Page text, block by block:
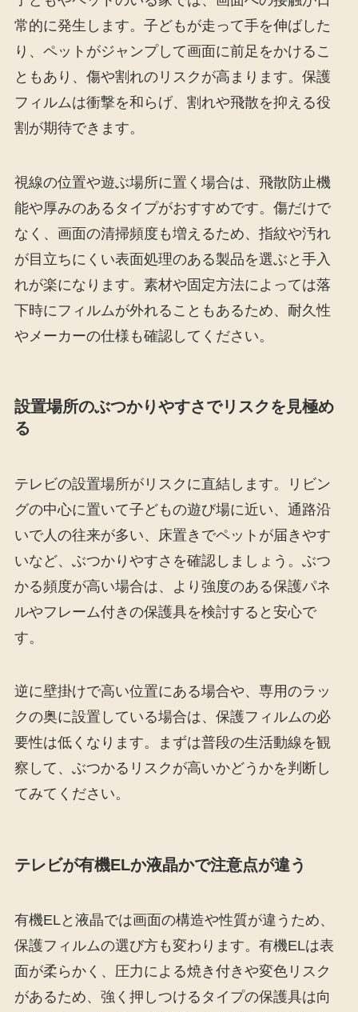
常的に発生します。子どもが走って手を伸ばした
り、ペットがジャンプして画面に前足をかけるこ
ともあり、傷や割れのリスクが高まります。保護
フィルムは衝撃を和らげ、割れや飛散を抑える役
割が期待できます。
視線の位置や遊ぶ場所に置く場合は、飛散防止機
能や厚みのあるタイプがおすすめです。傷だけで
なく、画面の清掃頻度も増えるため、指紋や汚れ
が目立ちにくい表面処理のある製品を選ぶと手入
れが楽になります。素材や固定方法によっては落
下時にフィルムが外れることもあるため、耐久性
やメーカーの仕様も確認してください。
設置場所のぶつかりやすさでリスクを見極め
る
テレビの設置場所がリスクに直結します。リビン
グの中心に置いて子どもの遊び場に近い、通路沿
いで人の往来が多い、床置きでペットが届きやす
いなど、ぶつかりやすさを確認しましょう。ぶつ
かる頻度が高い場合は、より強度のある保護パネ
ルやフレーム付きの保護具を検討すると安心で
す。
逆に壁掛けで高い位置にある場合や、専用のラッ
クの奥に設置している場合は、保護フィルムの必
要性は低くなります。まずは普段の生活動線を観
察して、ぶつかるリスクが高いかどうかを判断し
てみてください。
テレビが有機ELか液晶かで注意点が違う
有機ELと液晶では画面の構造や性質が違うため、
保護フィルムの選び方も変わります。有機ELは表
面が柔らかく、圧力による焼き付きや変色リスク
があるため、強く押しつけるタイプの保護具は向